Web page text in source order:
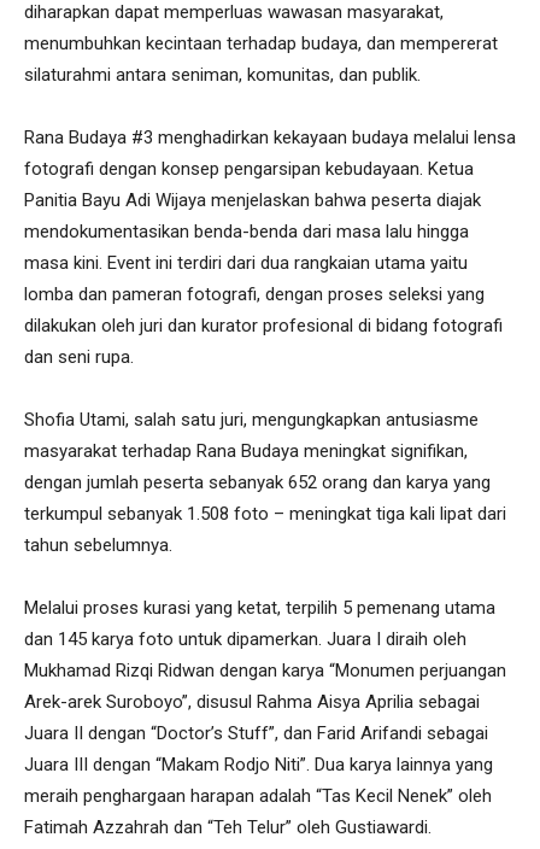
diharapkan dapat memperluas wawasan masyarakat,
menumbuhkan kecintaan terhadap budaya, dan mempererat
silaturahmi antara seniman, komunitas, dan publik.
Rana Budaya #3 menghadirkan kekayaan budaya melalui lensa
fotografi dengan konsep pengarsipan kebudayaan. Ketua
Panitia Bayu Adi Wijaya menjelaskan bahwa peserta diajak
mendokumentasikan benda-benda dari masa lalu hingga
masa kini. Event ini terdiri dari dua rangkaian utama yaitu
lomba dan pameran fotografi, dengan proses seleksi yang
dilakukan oleh juri dan kurator profesional di bidang fotografi
dan seni rupa.
Shofia Utami, salah satu juri, mengungkapkan antusiasme
masyarakat terhadap Rana Budaya meningkat signifikan,
dengan jumlah peserta sebanyak 652 orang dan karya yang
terkumpul sebanyak 1.508 foto – meningkat tiga kali lipat dari
tahun sebelumnya.
Melalui proses kurasi yang ketat, terpilih 5 pemenang utama
dan 145 karya foto untuk dipamerkan. Juara I diraih oleh
Mukhamad Rizqi Ridwan dengan karya “Monumen perjuangan
Arek-arek Suroboyo”, disusul Rahma Aisya Aprilia sebagai
Juara II dengan “Doctor’s Stuff”, dan Farid Arifandi sebagai
Juara III dengan “Makam Rodjo Niti”. Dua karya lainnya yang
meraih penghargaan harapan adalah “Tas Kecil Nenek” oleh
Fatimah Azzahrah dan “Teh Telur” oleh Gustiawardi.